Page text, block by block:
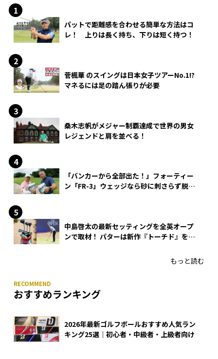
パットで距離感を合わせる簡単な方法はコ
レ！ 上りは長く持ち、下りは短く持つ！
菅楓華 のスイングは日本女子ツアーNo.1!?
マネるには足の踏ん張りが必要
桑木志帆がメジャー制覇達成で世界の男女
レジェンドと肩を並べる！
「バンカーから全部出た！」フォーティー
ン「FR-3」ウェッジなら砂に刺さらず脱出
中島啓太の最新セッティングを全英オープ
ンで取材！ パターは新作『トーチド』を投
もっと読む
おすすめランキング
2026年最新ゴルフボールおすすめ人気ラン
キング25選｜初心者・中級者・上級者向け